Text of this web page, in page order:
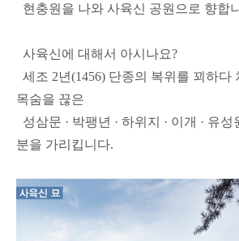
현충원을 나와 사육신 공원으로 향합
사육신에 대해서 아시나요?
세조 2년(1456) 단종의 복위를 꾀하다
목숨을 끊은
성삼문 · 박팽년 · 하위지 · 이개 · 유
분을 가리킵니다.